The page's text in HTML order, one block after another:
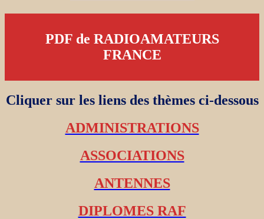
PDF de RADIOAMATEURS
FRANCE
Cliquer sur les liens des thèmes ci-dessous
ADMINISTRATIONS
ASSOCIATIONS
ANTENNES
DIPLOMES RAF